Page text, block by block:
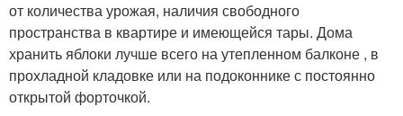
от количества урожая, наличия свободного
пространства в квартире и имеющейся тары. Дома
хранить яблоки лучше всего на утепленном балконе , в
прохладной кладовке или на подоконнике с постоянно
открытой форточкой.